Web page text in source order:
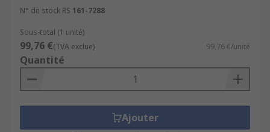
N° de stock RS 161-7288
Sous-total (1 unité)
99,76 €(TVA exclue) 99,76 €/unité
Quantité
Ajouter